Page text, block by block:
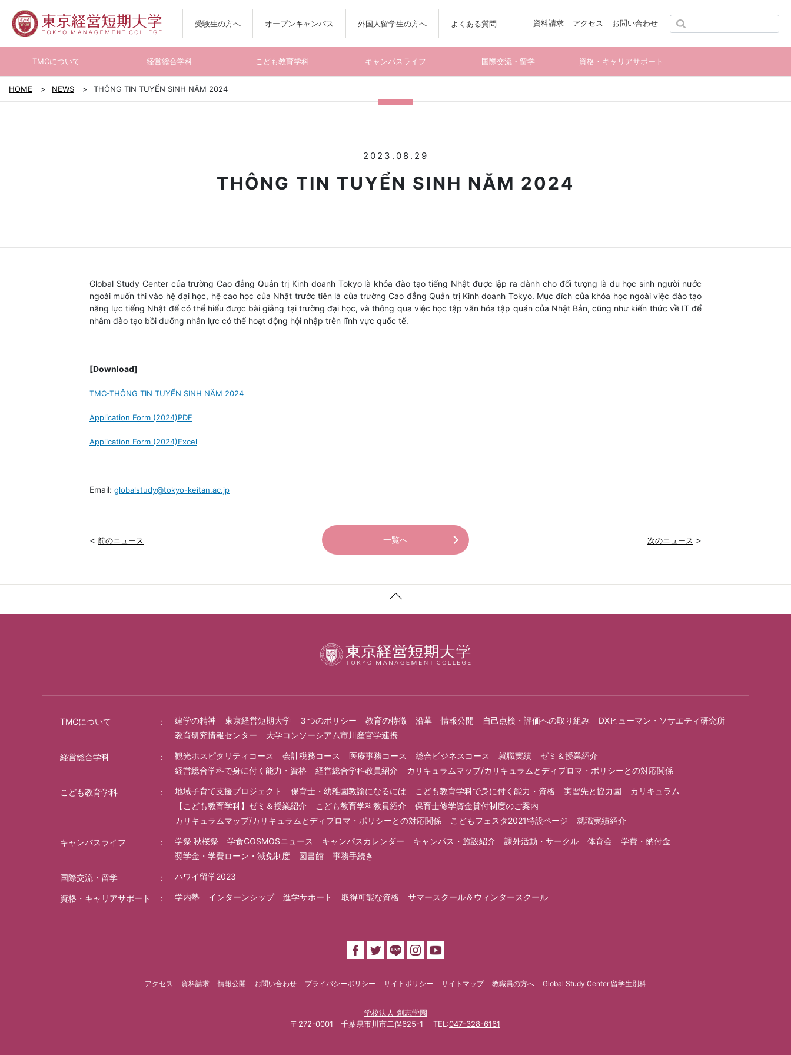
受験生の方へ オープンキャンパス 外国人留学生の方へ よくある質問 資料請求 アクセス お問い合わせ
TMCについて 経営総合学科 こども教育学科 キャンパスライフ 国際交流・留学 資格・キャリアサポート
HOME NEWS THÔNG TIN TUYỂN SINH NĂM 2024
2023.08.29
THÔNG TIN TUYỂN SINH NĂM 2024
Global Study Center của trường Cao đẳng Quản trị Kinh doanh Tokyo là khóa đào tạo tiếng Nhật được lập ra dành cho đối tượng là du học sinh người nước
ngoài muốn thi vào hệ đại học, hệ cao học của Nhật trước tiên là của trường Cao đẳng Quản trị Kinh doanh Tokyo. Mục đích của khóa học ngoài việc đào tạo
năng lực tiếng Nhật để có thể hiểu được bài giảng tại trường đại học, và thông qua việc học tập văn hóa tập quán của Nhật Bản, cũng như kiến thức về IT để
nhằm đào tạo bồi dưỡng nhân lực có thể hoạt động hội nhập trên lĩnh vực quốc tế.
[Download]
TMC-THÔNG TIN TUYỂN SINH NĂM 2024
Application Form (2024)PDF
Application Form (2024)Excel
Email: globalstudy@tokyo-keitan.ac.jp
< 前のニュース 次のニュース >
一覧へ
TMCについて 建学の精神 東京経営短期大学 ３つのポリシー 教育の特徴 沿革 情報公開 自己点検・評価への取り組み
DXヒューマン・ソサエティ研究所
教育研究情報センター
大学コンソーシアム市川産官学連携
経営総合学科 観光ホスピタリティコース 会計税務コース 医療事務コース 総合ビジネスコース 就職実績
ゼミ＆授業紹介
経営総合学科で身に付く能力・資格
経営総合学科教員紹介 カリキュラムマップ/カリキュラムとディプロマ・ポリシーとの対応関係
こども教育学科 地域子育て支援プロジェクト 保育士・幼稚園教諭になるには こども教育学科で身に付く能力・資格 実習先と協力園
カリキュラム
【こども教育学科】ゼミ＆授業紹介
こども教育学科教員紹介
保育士修学資金貸付制度のご案内
カリキュラムマップ/カリキュラムとディプロマ・ポリシーとの対応関係
こどもフェスタ2021特設ページ 就職実績紹介
キャンパスライフ 学祭 秋桜祭 学食COSMOSニュース キャンパスカレンダー キャンパス・施設紹介 課外活動・サークル 体育会
学費・納付金
奨学金・学費ローン・減免制度
図書館 事務手続き
国際交流・留学 ハワイ留学2023
資格・キャリアサポート 学内塾 インターンシップ 進学サポート 取得可能な資格 サマースクール＆ウィンタースクール
アクセス 資料請求 情報公開 お問い合わせ プライバシーポリシー サイトポリシー サイトマップ 教職員の方へ Global Study Center 留学生別科
学校法人 創志学園
〒272-0001 千葉県市川市二俣625-1 TEL:047-328-6161